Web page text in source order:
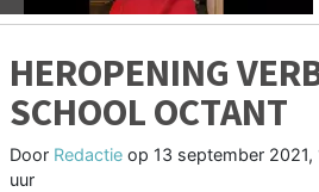
HEROPENING
SCHOOL OCTANT
Door Redactie op 13 september 2021,
uur